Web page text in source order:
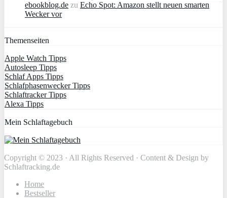
ebookblog.de zu Echo Spot: Amazon stellt neuen smarten
Wecker vor
Themenseiten
Apple Watch Tipps
Autosleep Tipps
Schlaf Apps Tipps
Schlafphasenwecker Tipps
Schlaftracker Tipps
Alexa Tipps
Mein Schlaftagebuch
Copyright © 2023 · All Rights Reserved · Content & Design by
Schlaftracking.de
Home
Bestseller